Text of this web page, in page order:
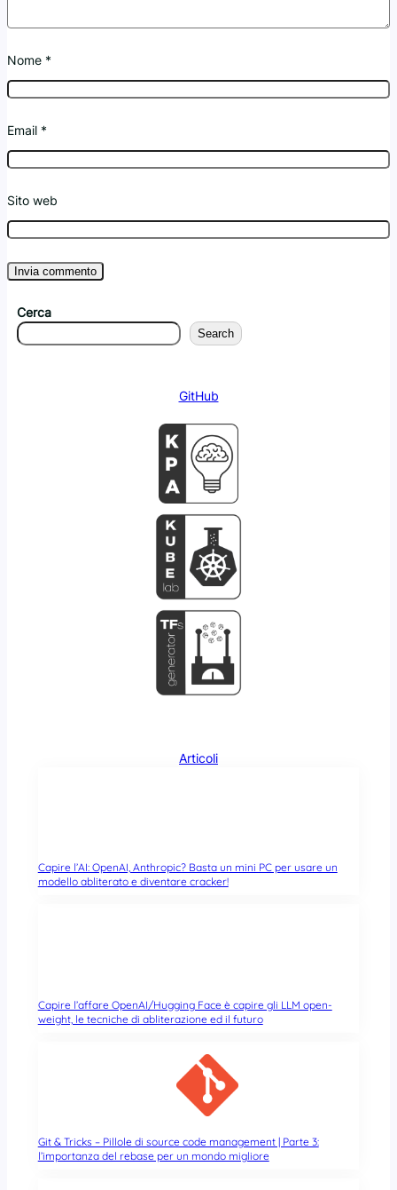
Nome *
Email *
Sito web
Cerca
Search
GitHub
Articoli
Capire l’AI: OpenAI, Anthropic? Basta un mini PC per usare un
modello abliterato e diventare cracker!
Capire l’affare OpenAI/Hugging Face è capire gli LLM open-
weight, le tecniche di abliterazione ed il futuro
Git & Tricks – Pillole di source code management | Parte 3:
l’importanza del rebase per un mondo migliore